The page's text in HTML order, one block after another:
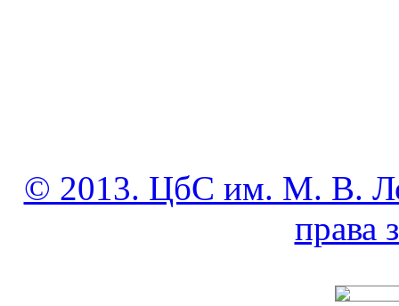
© 2013. ЦбС им. М. В.
права